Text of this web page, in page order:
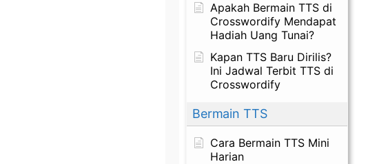
Apakah Bermain TTS di
Crosswordify Mendapat
Hadiah Uang Tunai?
Kapan TTS Baru Dirilis?
Ini Jadwal Terbit TTS di
Crosswordify
Bermain TTS
Cara Bermain TTS Mini
Harian